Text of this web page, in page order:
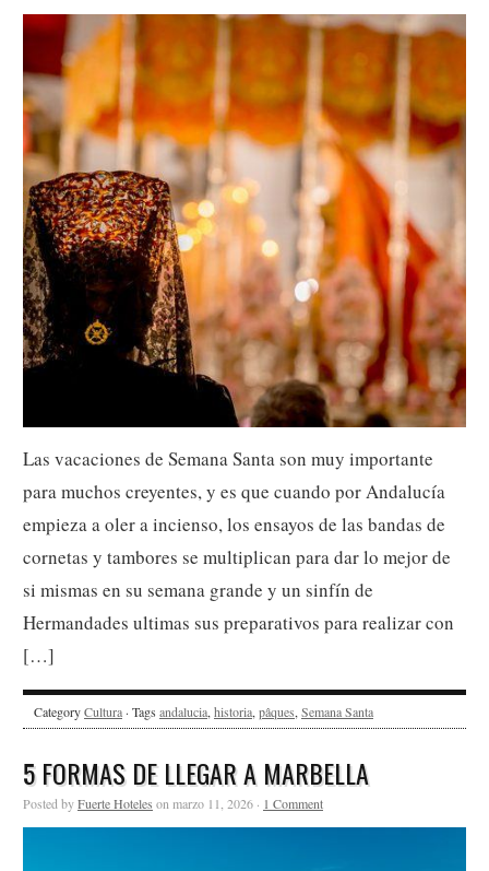
Las vacaciones de Semana Santa son muy importante
para muchos creyentes, y es que cuando por Andalucía
empieza a oler a incienso, los ensayos de las bandas de
cornetas y tambores se multiplican para dar lo mejor de
si mismas en su semana grande y un sinfín de
Hermandades ultimas sus preparativos para realizar con
[…]
CategoryCultura · Tags andalucia,historia,pâques,Semana Santa
5 FORMAS DE LLEGAR A MARBELLA
Posted byFuerte Hoteles on marzo 11, 2026 · 1 Comment